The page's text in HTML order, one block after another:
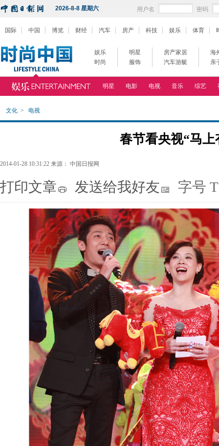
2026-8-8 星期六 用户名 密码
国际 中国 博览 财经 汽车 房产 科技 娱乐 体育
娱乐
时尚
明星
服饰
房产家居
汽车游艇
海
亲
明星 电影 电视 音乐 综艺
文化 > 电视
春节看央视“马
2014-01-28 10:31:22 来源： 中国日报网
打印文章 发送给我好友 字号 T